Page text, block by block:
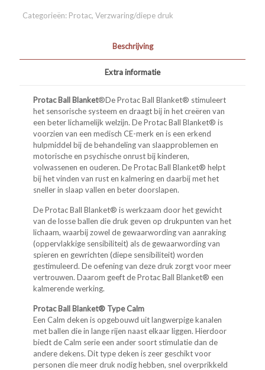
Categorieën: Protac, Verzwaring/diepe druk
Beschrijving
Extra informatie
Protac Ball Blanket®De Protac Ball Blanket® stimuleert
het sensorische systeem en draagt bij in het creëren van
een beter lichamelijk welzijn. De Protac Ball Blanket® is
voorzien van een medisch CE-merk en is een erkend
hulpmiddel bij de behandeling van slaapproblemen en
motorische en psychische onrust bij kinderen,
volwassenen en ouderen. De Protac Ball Blanket® helpt
bij het vinden van rust en kalmering en daarbij met het
sneller in slaap vallen en beter doorslapen.
De Protac Ball Blanket® is werkzaam door het gewicht
van de losse ballen die druk geven op drukpunten van het
lichaam, waarbij zowel de gewaarwording van aanraking
(oppervlakkige sensibiliteit) als de gewaarwording van
spieren en gewrichten (diepe sensibiliteit) worden
gestimuleerd. De oefening van deze druk zorgt voor meer
vertrouwen. Daarom geeft de Protac Ball Blanket® een
kalmerende werking.
Protac Ball Blanket® Type Calm
Een Calm deken is opgebouwd uit langwerpige kanalen
met ballen die in lange rijen naast elkaar liggen. Hierdoor
biedt de Calm serie een ander soort stimulatie dan de
andere dekens. Dit type deken is zeer geschikt voor
personen die meer druk nodig hebben, snel overprikkeld